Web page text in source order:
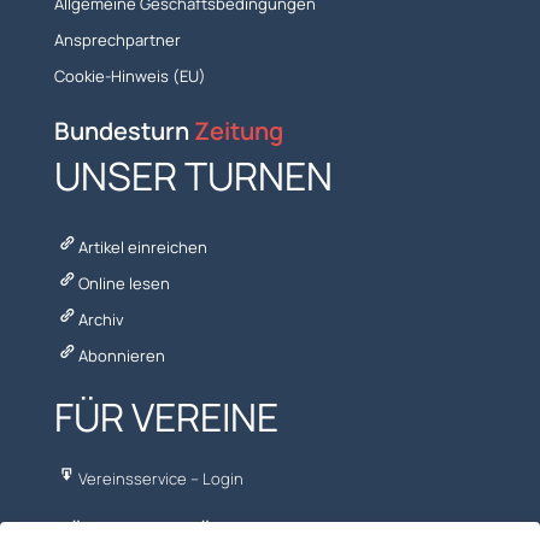
Ansprechpartner
Cookie-Hinweis (EU)
Bundesturn Zeitung
UNSER TURNEN
Artikel einreichen
Online lesen
Archiv
Abonnieren
FÜR VEREINE
Vereinsservice – Login
NÜTZLICHES FÜR VORTURNER